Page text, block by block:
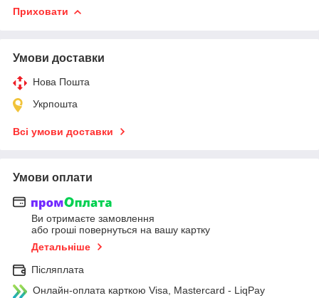
Приховати
Умови доставки
Нова Пошта
Укрпошта
Всі умови доставки
Умови оплати
Ви отримаєте замовлення
або гроші повернуться на вашу картку
Детальніше
Післяплата
Онлайн-оплата карткою Visa, Mastercard - LiqPay